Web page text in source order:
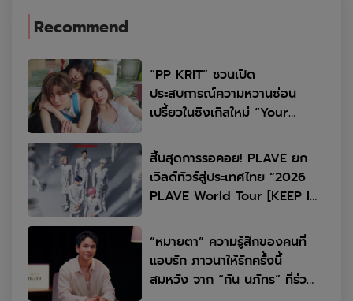
Recommend
“PP KRIT” ชวนเปิด
ประสบการณ์ความหวานซ่อน
เปรี้ยวในซิงเกิลใหม่ “Your
ได้ “ต้าเหนิง” และ “ณิชา” ร่วม
เติมสีสัน
สิ้นสุดการรอคอย! PLAVE ยก
เวิลด์ทัวร์สู่ประเทศไทย “2026
PLAVE World Tour [KEEP IT
ตุลาคมนี้ ที่ IMPACT Arena
“หมายตา” ความรู้สึกของคนที่
แอบรัก ภาวนาให้รักครั้งนี้
สมหวัง จาก “กัน นภัทร” ที่ร่วม